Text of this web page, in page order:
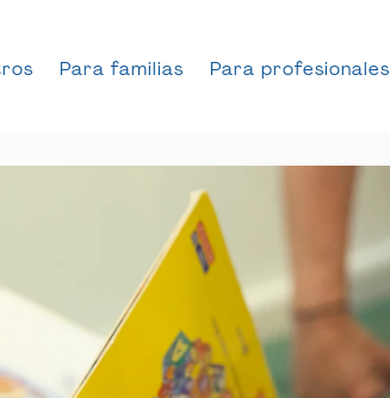
Para familias Para profesionales